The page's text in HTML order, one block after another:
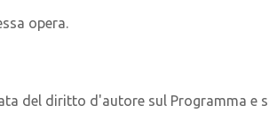
opera.
del diritto d'autore sul Programma e